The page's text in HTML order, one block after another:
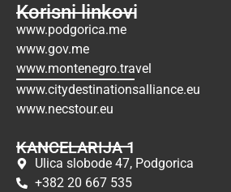
Korisni linkovi
www.podgorica.me
www.gov.me
www.montenegro.travel
www.citydestinationsalliance.eu
www.necstour.eu
KANCELARIJA 1
Ulica slobode 47, Podgorica
+382 20 667 535